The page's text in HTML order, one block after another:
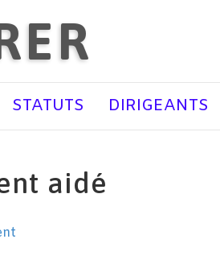
STATUTS DIRIGEANTS
aidé